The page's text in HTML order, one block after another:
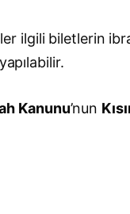
ilgili biletlerin
Kanunu’nun